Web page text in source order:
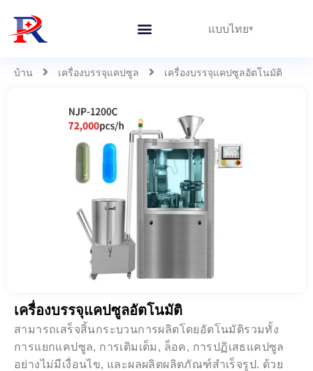
แบบไทย
บ้าน เครื่องบรรจุแคปซูล เครื่องบรรจุแคปซูลอัตโนมัติ
เครื่องบรรจุแคปซูลอัตโนมัติ
สามารถเสร็จสิ้นกระบวนการผลิตโดยอัตโนมัติรวมทั้ง
การแยกแคปซูล, การเติมเต็ม, ล็อค, การปฏิเสธแคปซูล
อย่างไม่มีเงื่อนไข, และผลผลิตผลิตภัณฑ์สำเร็จรูป. ด้วย